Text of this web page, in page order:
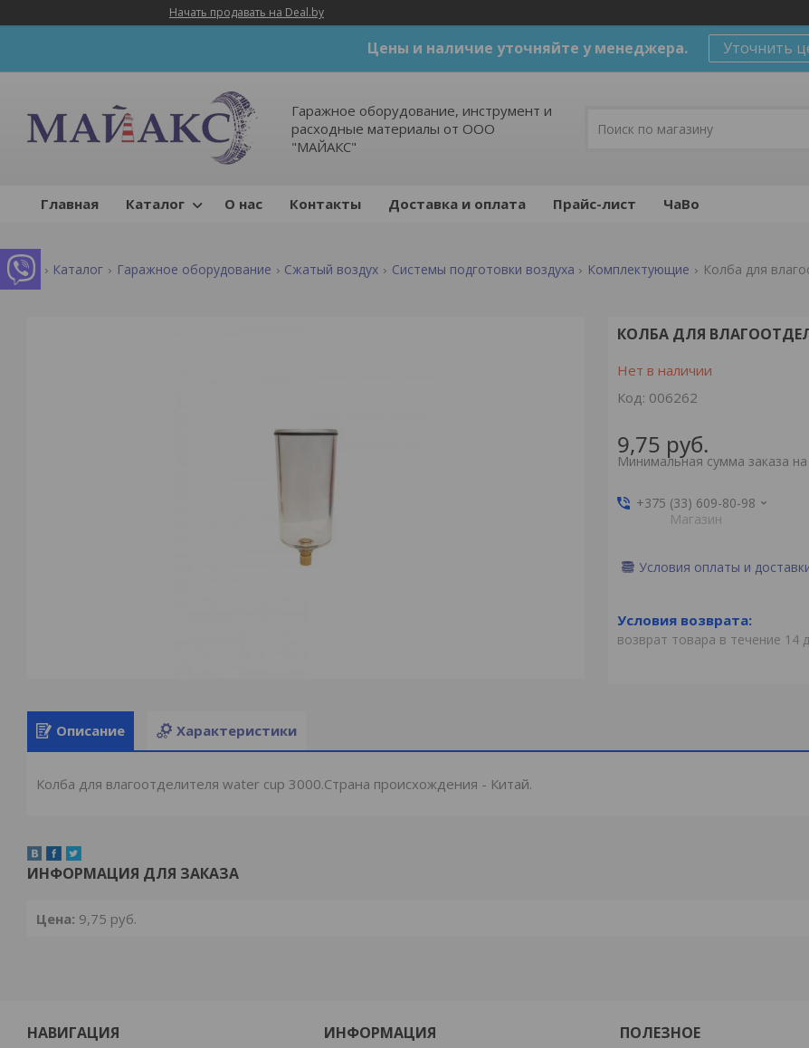
Начать продавать на Deal.by
Цены и наличие уточняйте у менеджера. Уточнить
Гаражное оборудование, инструмент и
расходные материалы от ООО
"МАЙАКС"
Главная Каталог О нас Контакты Доставка и оплата Прайс-лист ЧаВо
Каталог Гаражное оборудование Сжатый воздух Системы подготовки воздуха Комплектующие Колба для
КОЛБА ДЛЯ
Нет в наличии
Код: 006262
9,75 руб.
Минимальная сумма заказа
+375 (33) 609-80-98
Магазин
Условия оплаты и
возврат товара в течение 14
Описание Характеристики
Колба для влагоотделителя water cup 3000.Страна происхождения - Китай.
ИНФОРМАЦИЯ ДЛЯ ЗАКАЗА
Цена: 9,75 руб.
НАВИГАЦИЯ ИНФОРМАЦИЯ ПОЛЕЗНОЕ